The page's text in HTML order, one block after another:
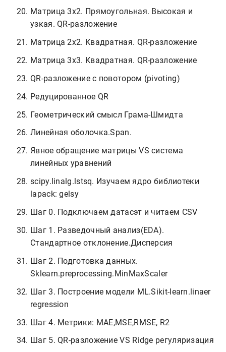
Матрица 3х2. Прямоугольная. Высокая и
узкая. QR-разложение
Матрица 2х2. Квадратная. QR-разложение
Матрица 3х3. Квадратная. QR-разложение
QR-разложение с повотором (pivoting)
Редуцированное QR
Геометрический смысл Грама-Шмидта
Линейная оболочка.Span.
Явное обращение матрицы VS система
линейных уравнений
scipy.linalg.lstsq. Изучаем ядро библиотеки
lapack: gelsy
Шаг 0. Подключаем датасэт и читаем CSV
Шаг 1. Разведочный анализ(EDA).
Стандартное отклонение.Дисперсия
Шаг 2. Подготовка данных.
Sklearn.preprocessing.MinMaxScaler
Шаг 3. Построение модели ML.Sikit-learn.linaer
regression
Шаг 4. Метрики: MAE,MSE,RMSE, R2
Шаг 5. QR-разложение VS Ridge регуляризация